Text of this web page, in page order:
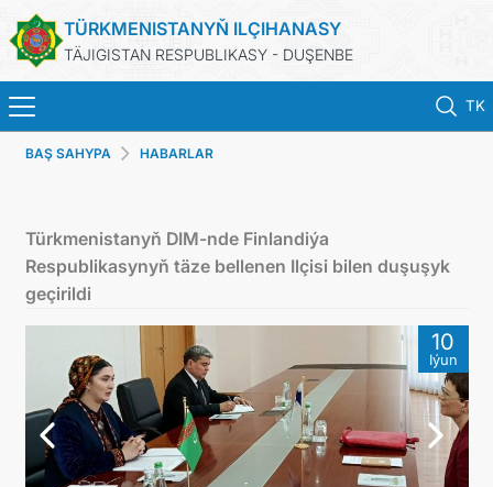
TÜRKMENISTANYŇ ILÇIHANASY
TÄJIGISTAN RESPUBLIKASY - DUŞENBE
TK
BAŞ SAHYPA
TÜRKMENISTAN
KONSULLYK HYZMATLARY
DIM
ARAGATNAŞYK
BAŞ SAHYPA HABARLAR
Türkmenistanyň DIM-nde Finlandiýa
Respublikasynyň täze bellenen Ilçisi bilen duşuşyk
geçirildi
10
Iýun